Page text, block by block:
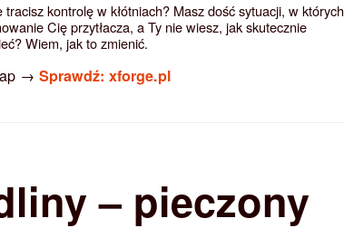
tracisz kontrolę w kłótniach? Masz dość sytuacji, w których
Cię przytłacza, a Ty nie wiesz, jak skutecznie
Wiem, jak to zmienić.
→ Sprawdź: xforge.pl
– pieczony